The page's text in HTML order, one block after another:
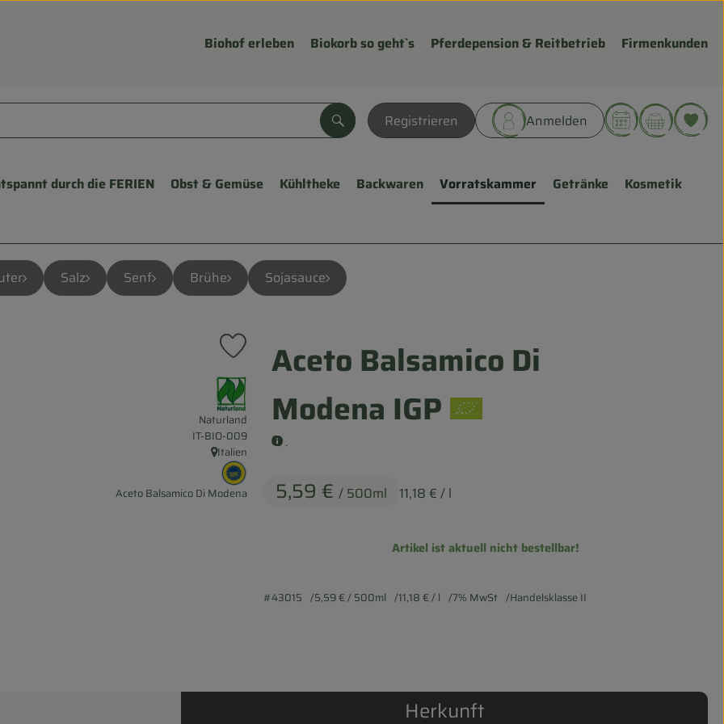
Biohof erleben Biokorb so geht`s Pferdepension & Reitbetrieb Firmenkunden
Registrieren Anmelden
Suchen
durch die FERIEN Obst & Gemüse Kühltheke Backwaren Vorratskammer Getränke Kosmetik
Salz Senf Brühe Sojasauce
Aceto Balsamico Di
Modena IGP
.
5,59 € / 500ml 11,18 € / l
Produkt zu Favouriten hinzufügen
, Verband:
Naturland
, Kontrollstelle:
IT-BIO-009
, Herkunft:
Italien
, EU Herkunft:
Aceto Balsamico Di Modena
Artikel ist aktuell nicht bestellbar!
#43015 5,59 €/ 500ml 11,18 €/ l 7% MwSt Handelsklasse II
Herkunft